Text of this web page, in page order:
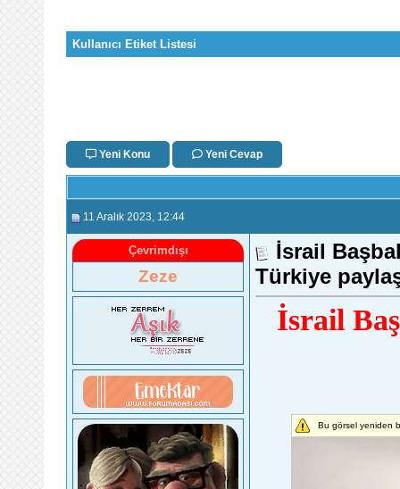
Kullanıcı Etiket Listesi
Yeni Konu Yeni Cevap
11 Aralık 2023 , 12:44
Çevrimdışı
Zeze
İsrail
Türkiye
İsrail
Bu görsel yeniden